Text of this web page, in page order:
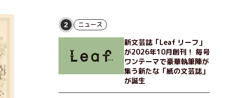
ょっとした贅沢を楽しんだり、近所のおばちゃんの
恋バナを聞いてあげたり、部屋でふたりだけの「台
湾映画祭」を催したり。50代独身、幼なじみの変
わらぬ友情とささやかな幸せの日々を描く。
2 ニュース
新文芸誌「Leaf リーフ」
が2026年10月創刊！ 毎号
ワンテーマで豪華執筆陣が
集う新たな「紙の文芸誌」
が誕生